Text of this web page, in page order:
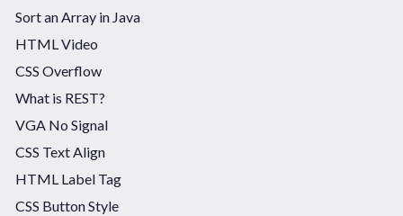
Sort an Array in Java
HTML Video
CSS Overflow
What is REST?
VGA No Signal
CSS Text Align
HTML Label Tag
CSS Button Style